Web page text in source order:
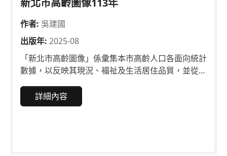
作者: 吳建國
出版年: 2025-08
「新北市高齡圖像」係彙集本市高齡人口各面向統計
數據，以反映其現況、福祉及生活居住品質，並從中
之用。詳細內容